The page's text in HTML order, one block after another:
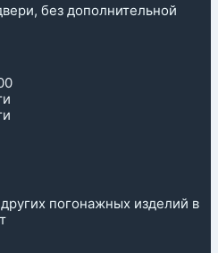
без дополнительной
погонажных изделий в